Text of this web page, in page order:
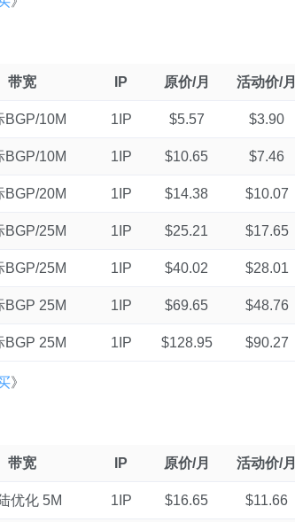
带宽 IP 原价/月 活动价/
BGP/10M 1IP $5.57 $3.90
BGP/10M 1IP $10.65 $7.46
BGP/20M 1IP $14.38 $10.07
BGP/25M 1IP $25.21 $17.65
BGP/25M 1IP $40.02 $28.01
BGP 25M 1IP $69.65 $48.76
BGP 25M 1IP $128.95 $90.27
》
带宽 IP 原价/月 活动价/
优化 5M 1IP $16.65 $11.66